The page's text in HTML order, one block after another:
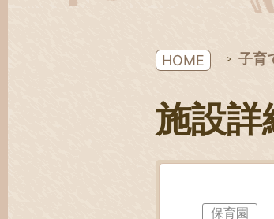
HOME 子育
施設詳
保育園